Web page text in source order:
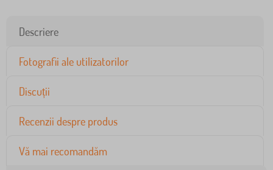
Descriere
Fotografii ale utilizatorilor
Discuții
Recenzii despre produs
Vă mai recomandăm